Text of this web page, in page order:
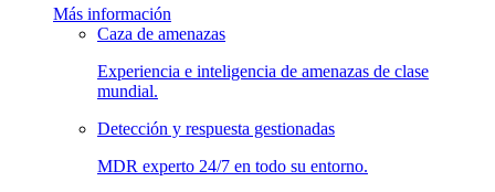
Más información
Caza de amenazas
Experiencia e inteligencia de amenazas de clase
mundial.
Detección y respuesta gestionadas
MDR experto 24/7 en todo su entorno.